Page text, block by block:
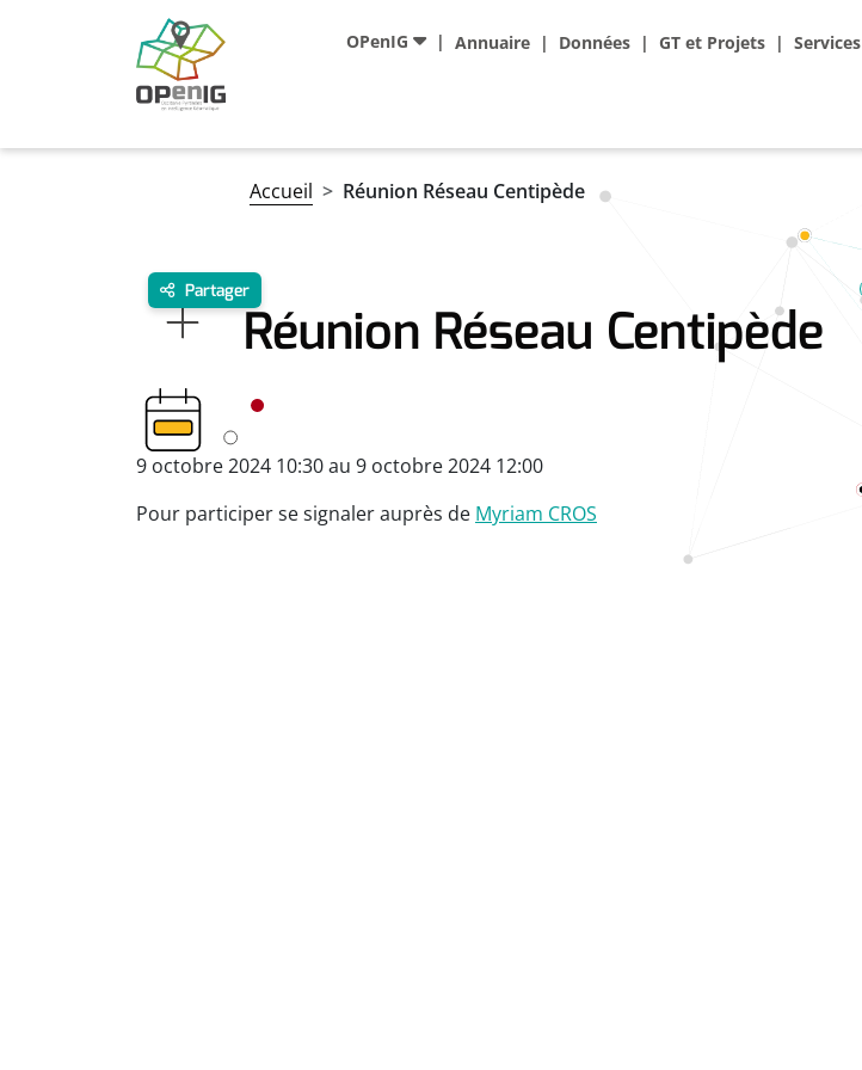
Aller au contenu principal
Navigation principale
OPenIG Annuaire Données GT et Projets Services
Fil d'Ariane
Accueil Réunion Réseau Centipède
Réunion Réseau Centipède
Partager
9 octobre 2024 10:30 au 9 octobre 2024 12:00
Pour participer se signaler auprès de Myriam CROS